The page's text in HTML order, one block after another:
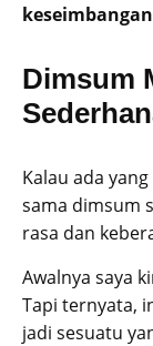
Dimsum
Kalau ada
sama dimsum
rasa dan
Awalnya saya
Tapi ternyata,
jadi sesuatu